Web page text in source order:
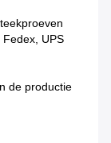
UPS
de productie